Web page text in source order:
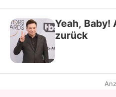
Yeah,
zurück